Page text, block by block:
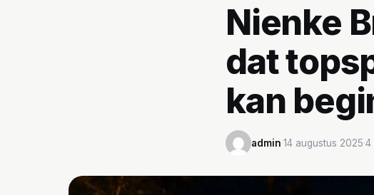
Nienke
dat
kan
admin·14 augustus 2025·4